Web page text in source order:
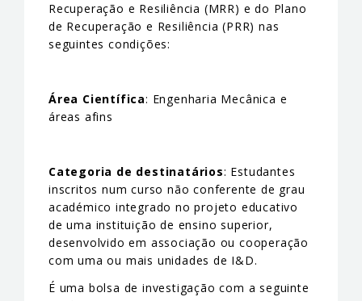
Recuperação e Resiliência (MRR) e do Plano
de Recuperação e Resiliência (PRR) nas
seguintes condições:
Área Científica: Engenharia Mecânica e
áreas afins
Categoria de destinatários: Estudantes
inscritos num curso não conferente de grau
académico integrado no projeto educativo
de uma instituição de ensino superior,
desenvolvido em associação ou cooperação
com uma ou mais unidades de I&D.
É uma bolsa de investigação com a seguinte